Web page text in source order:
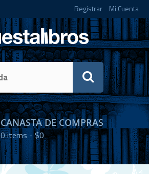
Registrar Mi Cuenta
CANASTA DE COMPRAS
0items -$0